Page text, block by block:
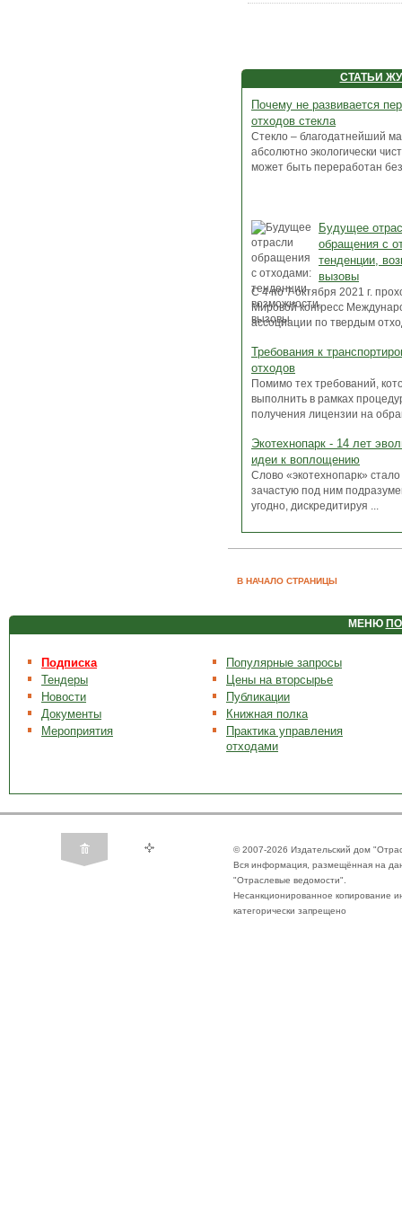
СТАТЬИ
Почему не развивается
отходов стекла
Стекло – благодатнейший
абсолютно экологически
может быть переработан
Будущее
обращения с
тенденции,
вызовы
C 4 по 7 октября 2021 г.
Мировой конгресс
ассоциации по твердым
Требования к
отходов
Помимо тех требований,
выполнить в рамках
получения лицензии на
Экотехнопарк - 14 лет
идеи к воплощению
Слово «экотехнопарк»
зачастую под ним
угодно, дискредитируя ...
В НАЧАЛО СТРАНИЦЫ
МЕНЮ
Подписка
Тендеры
Новости
Документы
Мероприятия
Популярные запросы
Цены на вторсырье
Публикации
Книжная полка
Практика управления
отходами
© 2007-2026 Издательский дом
Вся информация, размещённая на
"Отраслевые ведомости".
Несанкционированное копирование
категорически запрещено